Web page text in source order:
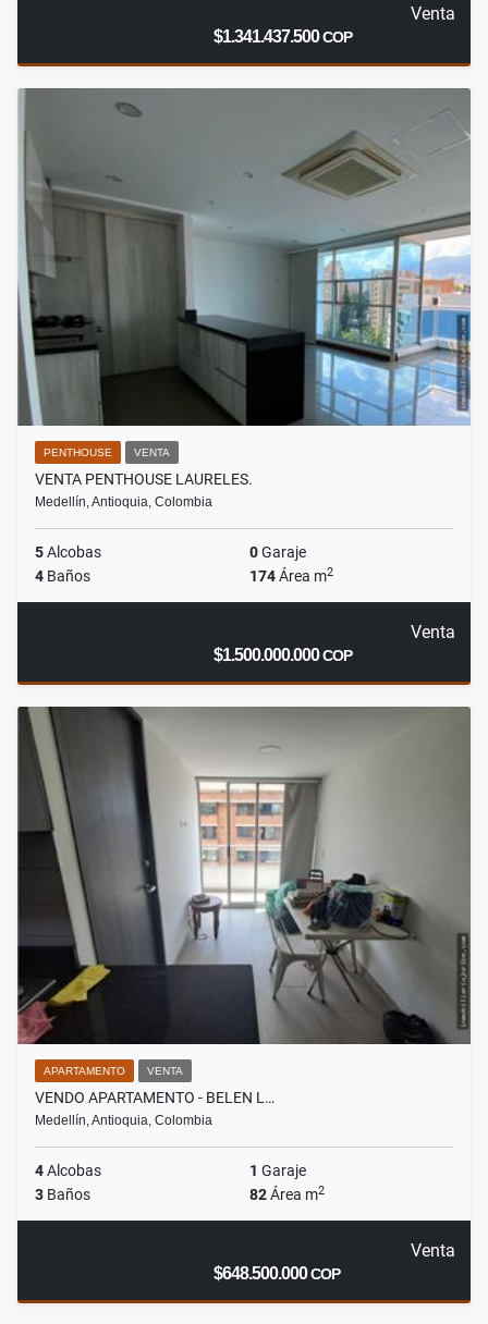
Venta
$1.341.437.500COP
PENTHOUSE VENTA
VENTA PENTHOUSE LAURELES.
Medellín, Antioquia, Colombia
5Alcobas 0Garaje
4 Baños 174Área m2
Venta
$1.500.000.000COP
APARTAMENTO VENTA
VENDO APARTAMENTO - BELEN L…
Medellín, Antioquia, Colombia
4Alcobas 1 Garaje
3 Baños 82Área m2
Venta
$648.500.000COP